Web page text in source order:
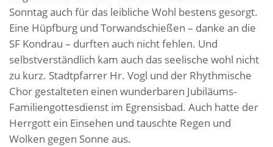
Sonntag auch für das leibliche Wohl bestens gesorgt.
Eine Hüpfburg und Torwandschießen – danke an die
SF Kondrau – durften auch nicht fehlen. Und
selbstverständlich kam auch das seelische wohl nicht
zu kurz. Stadtpfarrer Hr. Vogl und der Rhythmische
Chor gestalteten einen wunderbaren Jubiläums-
Familiengottesdienst im Egrensisbad. Auch hatte der
Herrgott ein Einsehen und tauschte Regen und
Wolken gegen Sonne aus.